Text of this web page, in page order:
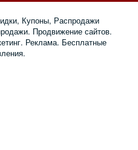
Продвижение сайтов.
Реклама. Бесплатные